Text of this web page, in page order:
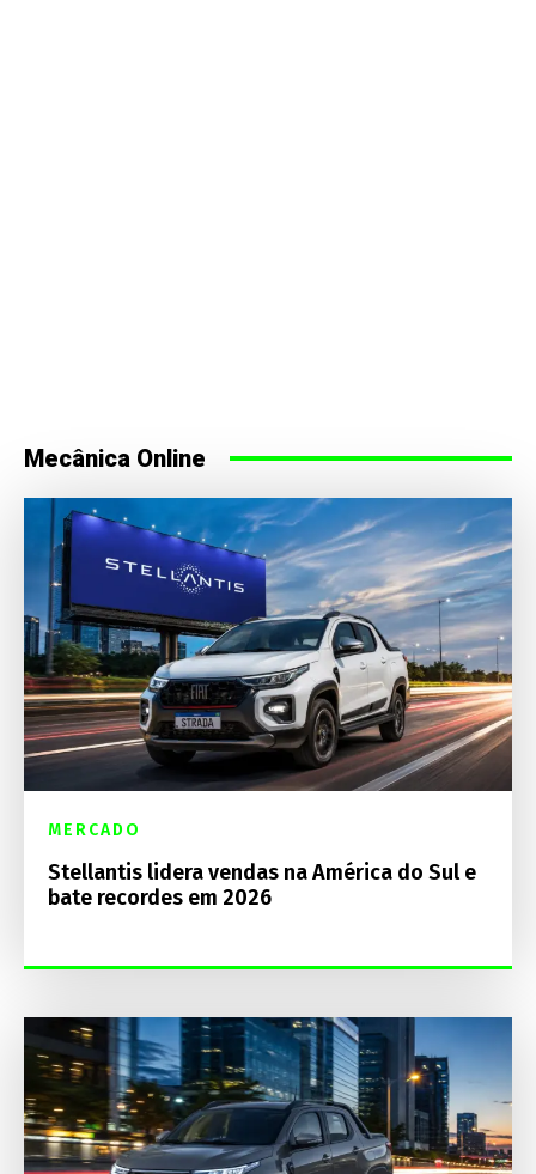
Mecânica Online
MERCADO
Stellantis lidera vendas na América do Sul e
bate recordes em 2026